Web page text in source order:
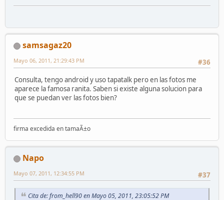
samsagaz20
#36
Mayo 06, 2011, 21:29:43 PM
Consulta, tengo android y uso tapatalk pero en las fotos me
aparece la famosa ranita. Saben si existe alguna solucion para
que se puedan ver las fotos bien?
firma excedida en tamaÃ±o
Napo
#37
Mayo 07, 2011, 12:34:55 PM
Cita de: from_hell90 en Mayo 05, 2011, 23:05:52 PM